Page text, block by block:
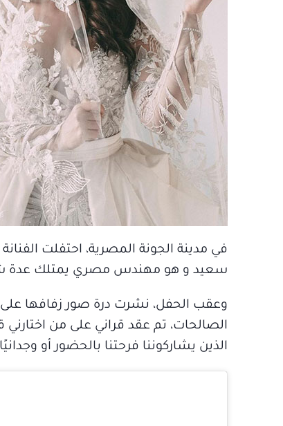
في مدينة الجونة المصرية، احتفلت
سعيد و هو مهندس مصري يمتلك عدة
وعقب الحفل، نشرت درة صور زفافها على
الصالحات، تم عقد قراني على من اختارني
الذين يشاركوننا فرحتنا بالحضور أو